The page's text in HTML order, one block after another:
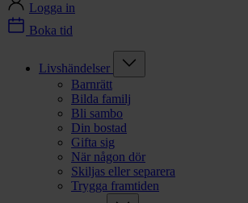
Logga in
Boka tid
Livshändelser
Barnrätt
Bilda familj
Bli sambo
Din bostad
Gifta sig
När någon dör
Skiljas eller separera
Trygga framtiden